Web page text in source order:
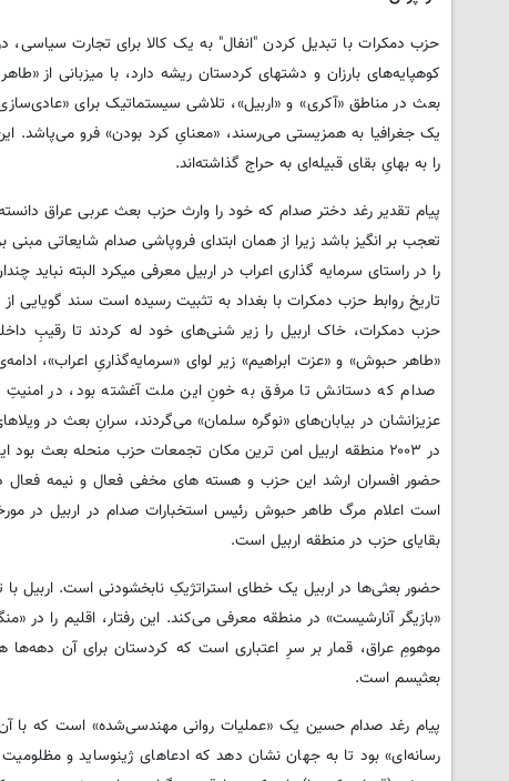
حزب دمکرات با تبدیل کردن "انفال" به یک کالا برای تجارت
کوهپایه‌های بارزان و دشتهای کردستان ریشه دارد، با میزبانی از
بعث در مناطق «آکری» و «اربیل»، تلاشی سیستماتیک برای
یک جغرافیا به همزیستی می‌رسند، «معنایِ کرد بودن» فرو می‌پاشد.
را به بهایِ بقای قبیله‌ای به حراج گذاشته‌اند.
پیام تقدیر رغد دختر صدام که خود را وارث حزب بعث عربی عراق
تعجب بر انگیز باشد زیرا از همان ابتدای فروپاشی صدام شایعاتی
تاریخ روابط حزب دمکرات با بغداد به تثبیت رسیده است سند
حزب دمکرات، خاک اربیل را زیر شنی‌های خود له کردند تا رقیبِ
«طاهر حبوش» و «عزت ابراهیم» زیر لوای «سرمایه‌گذاریِ اعراب»،
صدام که دستانش تا مرفق به خونِ این ملت آغشته بود، در امنیتِ
عزیزانشان در بیابان‌های «نوگره سلمان» می‌گردند، سرانِ بعث در
در ۲۰۰۳ منطقه اربیل امن ترین مکان تجمعات حزب منحله بعث
حضور افسران ارشد این حزب و هسته های مخفی فعال و نیمه فعال در
بقایای حزب در منطقه اربیل است.
حضور بعثی‌ها در اربیل یک خطای استراتژیکِ نابخشودنی است. اربیل
«بازیگر آنارشیست» در منطقه معرفی می‌کند. این رفتار، اقلیم را در
موهومِ عراق، قمار بر سرِ اعتباری است که کردستان برای آن دهه‌ها
بعثیسم است.
پیام رغد صدام حسین یک «عملیات روانی مهندسی‌شده» است که با آن،
رسانه‌ای» بود تا به جهان نشان دهد که ادعاهای ژینوساید و